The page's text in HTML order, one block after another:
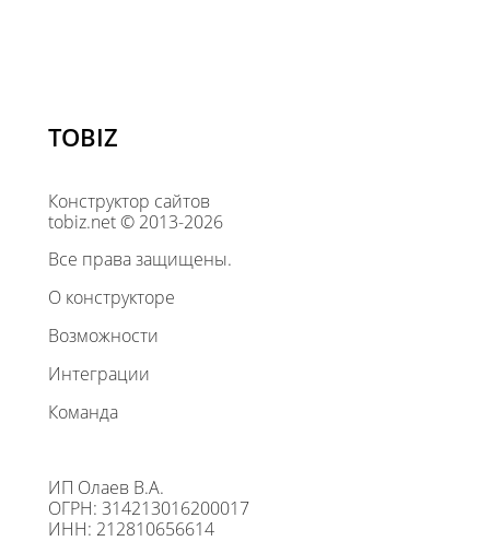
TOBIZ
Конструктор сайтов
tobiz.net © 2013-2026
Все права защищены.
О конструкторе
Возможности
Интеграции
Команда
ИП Олаев В.А.
ОГРН: 314213016200017
ИНН: 212810656614